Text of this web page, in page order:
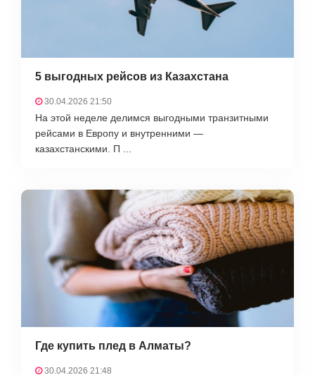
5 выгодных рейсов из Казахстана
30.04.2026 21:50
На этой неделе делимся выгодными транзитными
рейсами в Европу и внутренними —
казахстанскими. П ...
Где купить плед в Алматы?
30.04.2026 21:48